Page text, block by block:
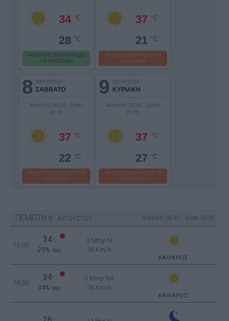
34 °C
28 °C
ΚΑΝΟΝΙΚΕΣ ΘΕΡΜΟΚΡΑΣΙΕΣ
ΓΙΑ ΤΗΝ ΕΠΟΧΗ
37 °C
21 °C
ΥΨΗΛΕΣ ΘΕΡΜΟΚΡΑΣΙΕΣ ΓΙΑ
ΤΗΝ ΕΠΟΧΗ
8 ΑΥΓΟΥΣΤΟΥ
ΣΑΒΒΑΤΟ
Ανατολή: 06:34 - Δύση:
20:16
37 °C
22 °C
ΥΨΗΛΕΣ ΘΕΡΜΟΚΡΑΣΙΕΣ ΓΙΑ
ΤΗΝ ΕΠΟΧΗ
9 ΑΥΓΟΥΣΤΟΥ
ΚΥΡΙΑΚΗ
Ανατολή: 06:35 - Δύση:
20:15
37 °C
27 °C
ΥΨΗΛΕΣ ΘΕΡΜΟΚΡΑΣΙΕΣ ΓΙΑ
ΤΗΝ ΕΠΟΧΗ
ΠΕΜΠΤΗ 6 ΑΥΓΟΥΣΤΟΥ Ανατολή: 06:33 - Δύση 20:18
15:00
34°C
25% υγρ.
3 Μπφ N
16 Km/h
ΚΑΘΑΡΟΣ
18:00
34°C
34% υγρ.
3 Μπφ NA
16 Km/h
ΚΑΘΑΡΟΣ